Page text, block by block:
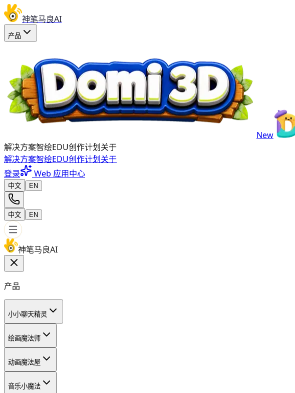
神笔马良AI
产品
New
解决方案智绘EDU创作计划关于
解决方案智绘EDU创作计划关于
登录
Web 应用中心
中文 EN
中文 EN
神笔马良AI
产品
小小聊天精灵
绘画魔法师
动画魔法屋
音乐小魔法